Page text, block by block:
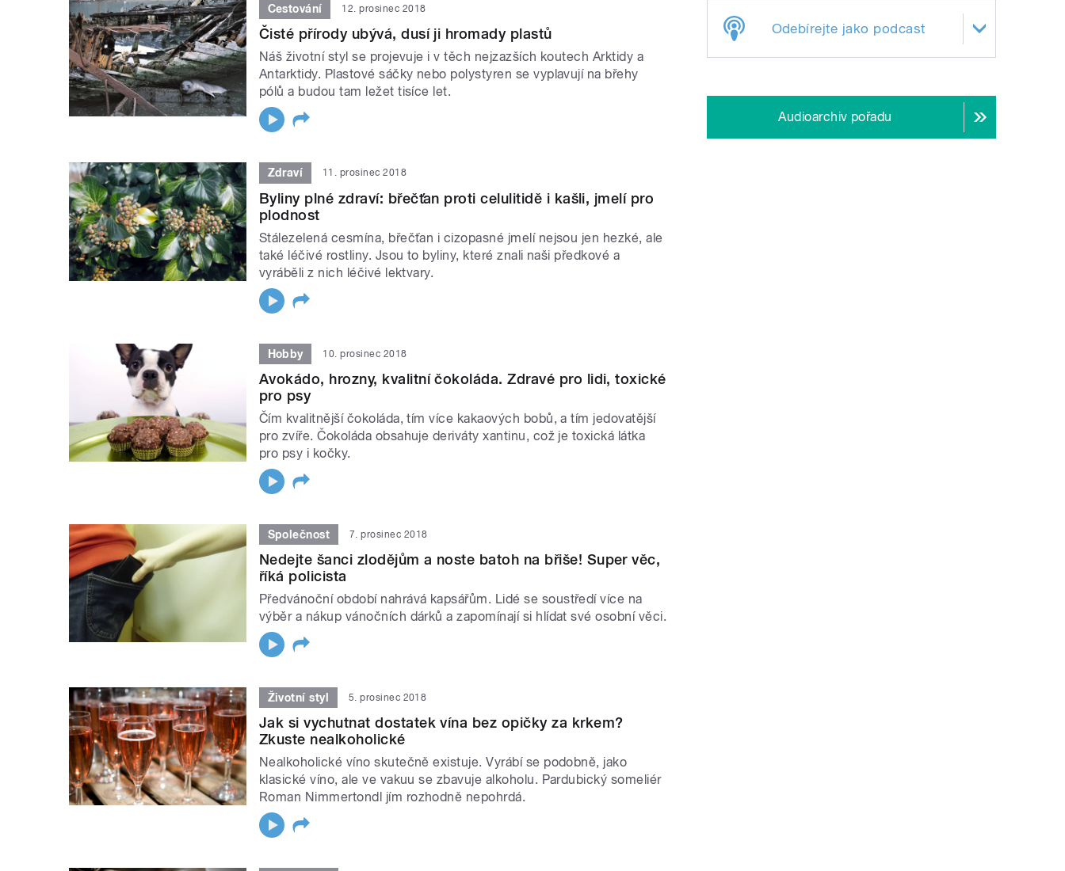
Cestování 12. prosinec 2018
Čisté přírody ubývá, dusí ji hromady plastů
Náš životní styl se projevuje i v těch nejzazších koutech Arktidy a
Antarktidy. Plastové sáčky nebo polystyren se vyplavují na břehy
pólů a budou tam ležet tisíce let.
Zdraví 11. prosinec 2018
Byliny plné zdraví: břečťan proti celulitidě i kašli, jmelí pro
plodnost
Stálezelená cesmína, břečťan i cizopasné jmelí nejsou jen hezké, ale
také léčivé rostliny. Jsou to byliny, které znali naši předkové a
vyráběli z nich léčivé lektvary.
Hobby 10. prosinec 2018
Avokádo, hrozny, kvalitní čokoláda. Zdravé pro lidi, toxické
pro psy
Čím kvalitnější čokoláda, tím více kakaových bobů, a tím jedovatější
pro zvíře. Čokoláda obsahuje deriváty xantinu, což je toxická látka
pro psy i kočky.
Společnost 7. prosinec 2018
Nedejte šanci zlodějům a noste batoh na břiše! Super věc,
říká policista
Předvánoční období nahrává kapsářům. Lidé se soustředí více na
výběr a nákup vánočních dárků a zapomínají si hlídat své osobní věci.
Životní styl 5. prosinec 2018
Jak si vychutnat dostatek vína bez opičky za krkem?
Zkuste nealkoholické
Nealkoholické víno skutečně existuje. Vyrábí se podobně, jako
klasické víno, ale ve vakuu se zbavuje alkoholu. Pardubický someliér
Roman Nimmertondl jím rozhodně nepohrdá.
Odebírejte jako podcast
Audioarchiv pořadu